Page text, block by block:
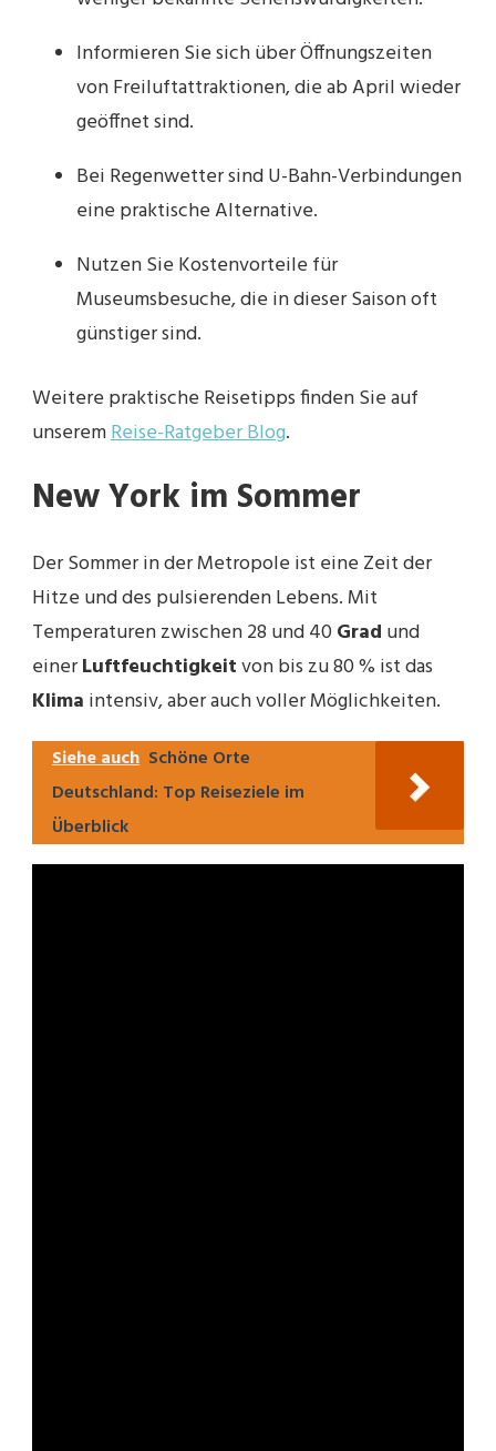
Informieren Sie sich über Öffnungszeiten
von Freiluftattraktionen, die ab April wieder
geöffnet sind.
Bei Regenwetter sind U-Bahn-Verbindungen
eine praktische Alternative.
Nutzen Sie Kostenvorteile für
Museumsbesuche, die in dieser Saison oft
günstiger sind.
Weitere praktische Reisetipps finden Sie auf
unseremReise-Ratgeber Blog.
New York im Sommer
Der Sommer in der Metropole ist eine Zeit der
Hitze und des pulsierenden Lebens. Mit
Temperaturen zwischen 28 und 40Grad und
einerLuftfeuchtigkeitvon bis zu 80 % ist das
Klima intensiv, aber auch voller Möglichkeiten.
Siehe auch Schöne Orte
Deutschland: Top Reiseziele im
Überblick